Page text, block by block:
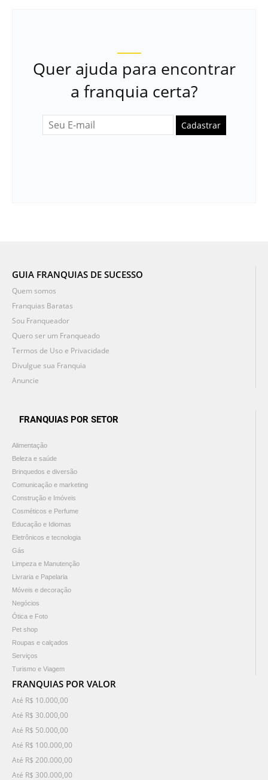
Quer ajuda para encontrar
a franquia certa?
Cadastrar
GUIA FRANQUIAS DE SUCESSO
Quem somos
Franquias Baratas
Sou Franqueador
Quero ser um Franqueado
Termos de Uso e Privacidade
Divulgue sua Franquia
Anuncie
FRANQUIAS POR SETOR
Alimentação
Beleza e saúde
Brinquedos e diversão
Comunicação e marketing
Construção e Imóveis
Cosméticos e Perfume
Educação e Idiomas
Eletrônicos e tecnologia
Gás
Limpeza e Manutenção
Livraria e Papelaria
Móveis e decoração
Negócios
Ótica e Foto
Pet shop
Roupas e calçados
Serviços
Turismo e Viagem
FRANQUIAS POR VALOR
Até R$ 10.000,00
Até R$ 30.000,00
Até R$ 50.000,00
Até R$ 100.000,00
Até R$ 200.000,00
Até R$ 300.000,00